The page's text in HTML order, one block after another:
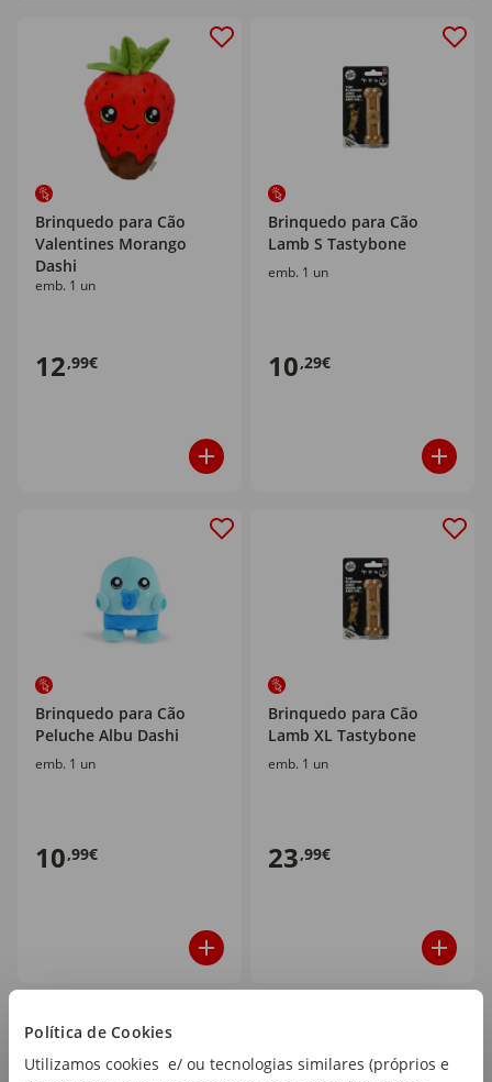
Política de Cookies
Utilizamos cookies e/ ou tecnologias similares (próprios e
Brinquedo para Cão
Valentines Morango
Dashi
emb. 1 un
12,99€
Brinquedo para Cão
Lamb S Tastybone
emb. 1 un
10,29€
Brinquedo para Cão
Peluche Albu Dashi
emb. 1 un
10,99€
Brinquedo para Cão
Lamb XL Tastybone
emb. 1 un
23,99€